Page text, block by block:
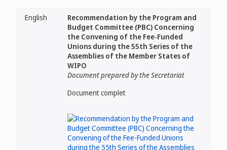
English
Recommendation by the Program and
Budget Committee (PBC) Concerning
the Convening of the Fee-Funded
Unions during the 55th Series of the
Assemblies of the Member States of
WIPO
Document prepared by the Secretariat
Document complet